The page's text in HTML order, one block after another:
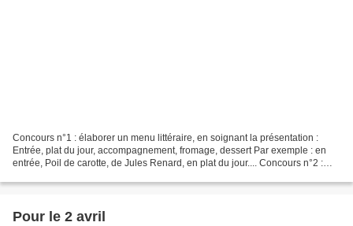
Concours n°1 : élaborer un menu littéraire, en soignant la présentation :
Entrée, plat du jour, accompagnement, fromage, dessert Par exemple : en
entrée, Poil de carotte, de Jules Renard, en plat du jour.... Concours n°2 :
Pour le 2 avril